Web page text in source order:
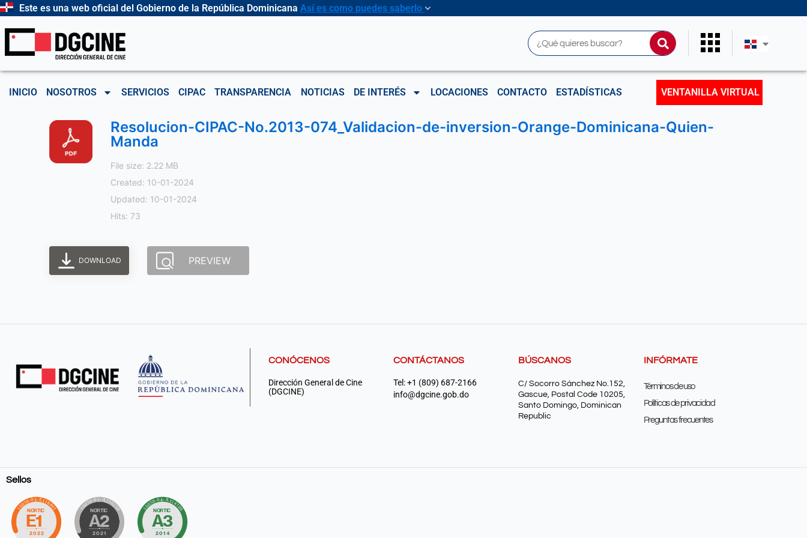
Ir
contenido
Este es una web oficial del Gobierno de la República Dominicana Así es como puedes saberlo
Buscar
INICIO NOSOTROS SERVICIOS CIPAC TRANSPARENCIA NOTICIAS DE INTERÉS LOCACIONES CONTACTO ESTADÍSTICAS VENTANILLA VIRTUAL
Resolucion-CIPAC-No.2013-074_Validacion-de-inversion-Orange-Dominicana-Quien-
Manda
File size: 2.22 MB
Created: 10-01-2024
Updated: 10-01-2024
Hits: 73
DOWNLOAD PREVIEW
CONÓCENOS
Dirección General de Cine
(DGCINE)
CONTÁCTANOS
Tel: +1 (809) 687-2166
info@dgcine.gob.do
BÚSCANOS
C/ Socorro Sánchez No.152,
Gascue, Postal Code 10205,
Santo Domingo, Dominican
Republic
INFÓRMATE
Términos de uso
Políticas de privacidad
Preguntas frecuentes
Sellos